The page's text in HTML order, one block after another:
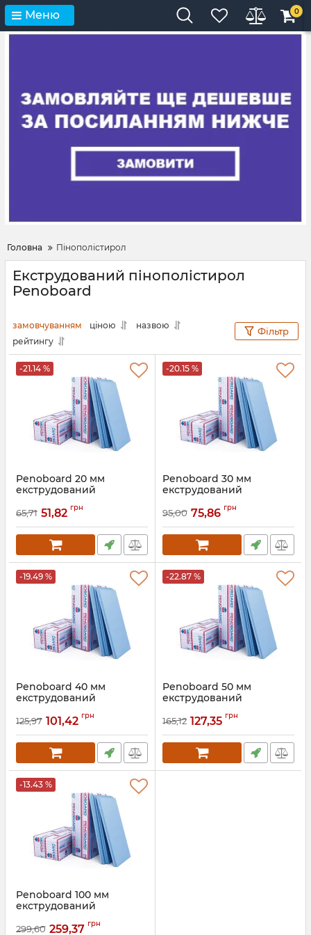
Меню 0
Головна Пінополістирол
Екструдований пінополістирол
Penoboard
замовчуванням ціною
назвою
рейтингу
Фільтр
-21.14 %
Penoboard 20 мм
екструдований
Артикул: 041
65,71 51,82 грн
-20.15 %
Penoboard 30 мм
екструдований
Артикул: 042
95,00 75,86 грн
-19.49 %
Penoboard 40 мм
екструдований
Артикул: 043
125,97 101,42 грн
-22.87 %
Penoboard 50 мм
екструдований
Артикул: 044
165,12 127,35 грн
-13.43 %
Penoboard 100 мм
екструдований
Артикул: 045
299,60 259,37 грн